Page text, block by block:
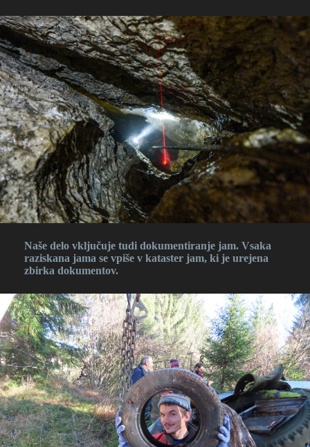
Naše delo vključuje tudi dokumentiranje jam. Vsaka
raziskana jama se vpiše v kataster jam, ki je urejena
zbirka dokumentov.